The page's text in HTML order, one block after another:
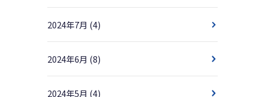
2024年7月 (4)
2024年6月 (8)
2024年5月 (4)